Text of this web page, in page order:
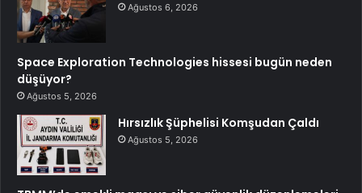
Ağustos 6, 2026
Space Exploration Technologies hissesi bugün neden
düşüyor?
Ağustos 5, 2026
Hırsızlık Şüphelisi Komşudan Çaldı
Ağustos 5, 2026